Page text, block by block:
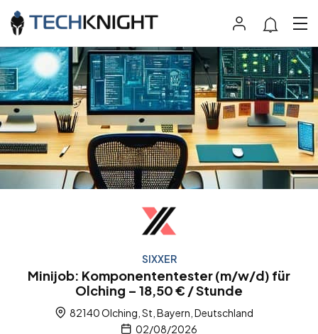
SIXXER
Minijob: Komponententester (m/w/d) für
Olching – 18,50 € / Stunde
82140 Olching, St, Bayern, Deutschland
02/08/2026